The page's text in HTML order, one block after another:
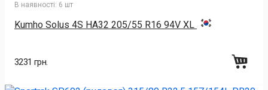
В наявності: 6 шт
Kumho Solus 4S HA32 205/55 R16 94V XL
3231 грн.